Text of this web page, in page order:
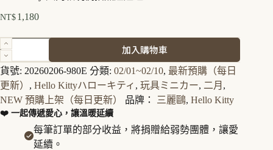
NT$ 1,180
Hello
Kitty
入
門
款
玩
偶
加入購物車
貨號: 20260206-980E 分類: 02/01~02/10, 最新預購（每日
更新） , Hello Kittyハローキティ , 玩具ミニカー, 二月 ,
NEW 預購上架（每日更新）
品牌： 三麗鷗, Hello Kitty
❤️ 一起傳遞愛心，讓溫暖延續
每筆訂單的部分收益，將捐贈給弱勢團體，讓愛
延續。